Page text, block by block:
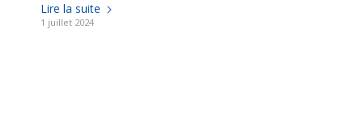
Lire la suite
1 juillet 2024